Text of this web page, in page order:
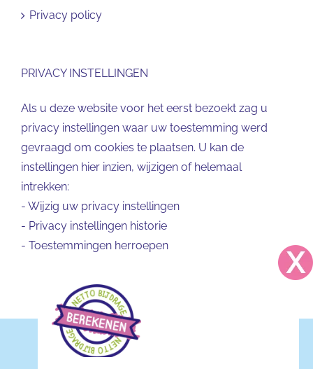
Privacy policy
PRIVACY INSTELLINGEN
Als u deze website voor het eerst bezoekt zag u
privacy instellingen waar uw toestemming werd
gevraagd om cookies te plaatsen. U kan de
instellingen hier inzien, wijzigen of helemaal
intrekken:
- Wijzig uw privacy instellingen
- Privacy instellingen historie
- Toestemmingen herroepen
Copyright 2025 Kinderdagverblijf Telraam BV | Alle rechten
voorbehouden | Website door